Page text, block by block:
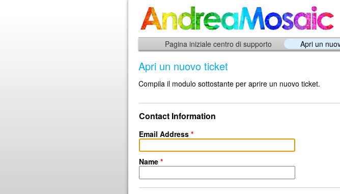
Pagina iniziale centro di supporto Apri un
Apri un nuovo ticket
Compila il modulo sottostante per aprire un nuovo ticket.
Contact Information
Email Address *
Name *